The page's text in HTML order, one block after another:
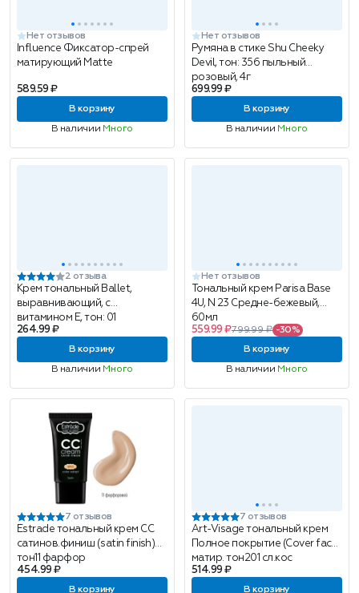
Нет отзывов
Influence Фиксатор-спрей
матирующий Matte
589.59 ₽
В корзину
В наличии Много
Нет отзывов
Румяна в стике Shu Cheeky
Devil, тон: 356 пыльный
розовый, 4г
699.99 ₽
В корзину
В наличии Много
2 отзыва
Крем тональный Ballet,
выравнивающий, с
витамином Е, тон: 01
натуральный, 40г
264.99 ₽
В корзину
В наличии Много
Нет отзывов
Тональный крем Parisa Base
4U, N 23 Средне-бежевый,
60мл
559.99 ₽799.99 ₽ -30%
В корзину
В наличии Много
7 отзывов
Estrade тональный крем СС
сатинов.финиш (satin finish)
тон11 фарфор
454.99 ₽
В корзину
7 отзывов
Art-Visage тональный крем
Полное покрытие (Cover face)
матир. тон201 сл.кос
514.99 ₽
В корзину